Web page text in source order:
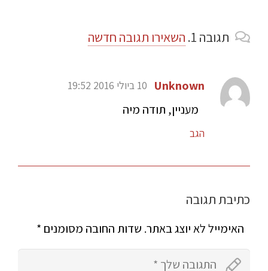
תגובה השאירו תגובה חדשה
Unknown 10 ביולי 2016 19:52
מעניין, תודה מיה
הגב
כתיבת תגובה
האימייל לא יוצג באתר. שדות החובה מסומנים *